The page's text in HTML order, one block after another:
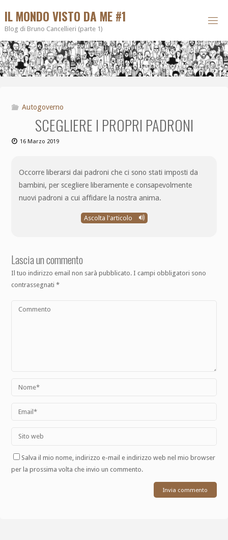
IL MONDO VISTO DA ME #1
Blog di Bruno Cancellieri (parte 1)
Autogoverno
SCEGLIERE I PROPRI PADRONI
16 Marzo 2019
Occorre liberarsi dai padroni che ci sono stati imposti da
bambini, per scegliere liberamente e consapevolmente
nuovi padroni a cui affidare la nostra anima.
Ascolta l'articolo
Lascia un commento
Il tuo indirizzo email non sarà pubblicato. I campi obbligatori sono
contrassegnati*
Salva il mio nome, indirizzo e-mail e indirizzo web nel mio browser
per la prossima volta che invio un commento.